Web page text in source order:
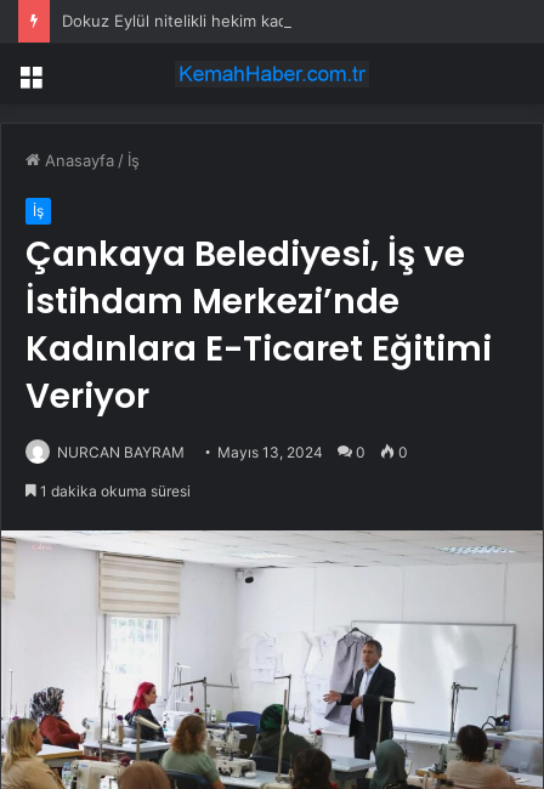
Dokuz Eylül nitelikli hekim kadrosunu güçlendirdi
Menü
Anasayfa / İş
İş
Çankaya Belediyesi, İş ve
İstihdam Merkezi’nde
Kadınlara E-Ticaret Eğitimi
Veriyor
NURCAN BAYRAM Mayıs 13, 2024 0 0
1 dakika okuma süresi